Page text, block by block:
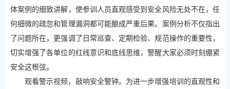
体案例的细致讲解，使参训人员直观感受到安全风险无处不在，任
何细微的疏忽和管理漏洞都可能酿成严重后果。案例分析不仅指出
了问题所在，更强调了日常巡查、定期检验、规范操作的重要性，
切实增强了各单位的红线意识和底线思维，警醒大家必须时刻绷紧
安全这根弦。
观看警示视频，敲响安全警钟。为进一步增强培训的直观性和